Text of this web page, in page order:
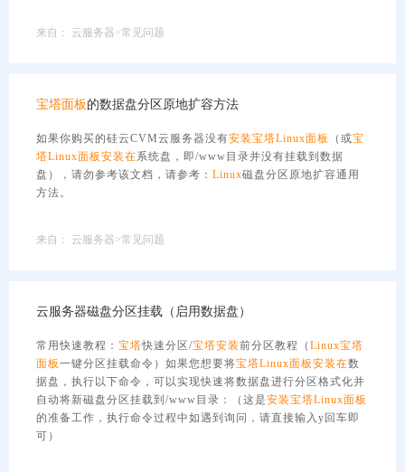
来自： 云服务器>常见问题
宝塔面板 的数据盘分区原地扩容方法
如果你购买的硅云CVM云服务器没有安装宝塔Linux面板 （或宝
塔Linux面板安装在系统盘，即/www目录并没有挂载到数据
盘），请勿参考该文档，请参考： Linux磁盘分区原地扩容通用
方法。
来自： 云服务器>常见问题
云服务器磁盘分区挂载（启用数据盘）
常用快速教程： 宝塔快速分区/宝塔安装前分区教程（ Linux宝塔
面板一键分区挂载命令）如果您想要将宝塔Linux面板安装在数
据盘，执行以下命令，可以实现快速将数据盘进行分区格式化并
自动将新磁盘分区挂载到/www目录：（这是安装宝塔Linux面板
的准备工作，执行命令过程中如遇到询问，请直接输入y回车即
可）